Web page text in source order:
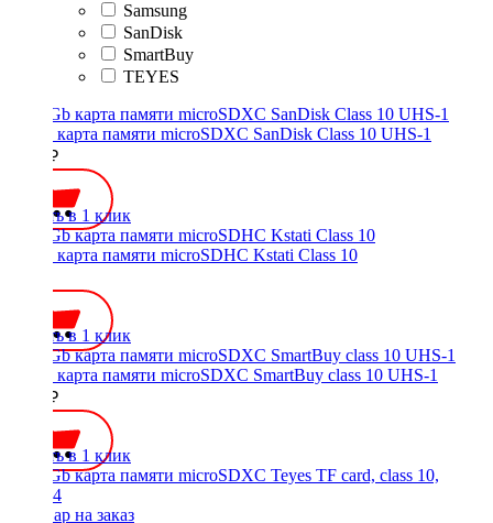
Samsung
SanDisk
SmartBuy
TEYES
64 Gb карта памяти microSDXC SanDisk Class 10 UHS-1
1700 ₽
Купить в 1 клик
16 Gb карта памяти microSDHC Kstati Class 10
Купить в 1 клик
64 Gb карта памяти microSDXC SmartBuy class 10 UHS-1
1000 ₽
Купить в 1 клик